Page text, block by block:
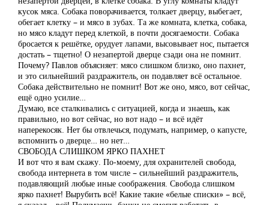
кусок мяса. Собака поворачивается, толкает дверцу, выбегает,
обегает клетку – и мясо в зубах. Та же комната, клетка, собака,
но мясо кладут перед клеткой, в почти досягаемости. Собака
бросается к решётке, орудует лапами, высовывает нос, пытается
достать – тщетно! О незапертой дверце сзади она не помнит.
Почему? Павлов объясняет: мясо слишком близко, оно пахнет,
и это сильнейший раздражитель, он подавляет всё остальное.
Собака действительно не помнит! Вот же оно, мясо, вот сейчас,
ещё одно усилие…
Думаю, все сталкивались с ситуацией, когда и знаешь, как
правильно, но вот сейчас, но вот надо – и всё идёт
наперекосяк. Нет бы отвлечься, подумать, например, о капусте,
вспомнить о дверце… но нет…
СВОБОДА СЛИШКОМ ЯРКО ПАХНЕТ
И вот что я вам скажу. По-моему, для охранителей свобода,
свобода интернета в том числе – сильнейший раздражитель,
подавляющий любые иные соображения. Свобода слишком
ярко пахнет! Вырубить всё! Какие такие «белые списки» – всё,